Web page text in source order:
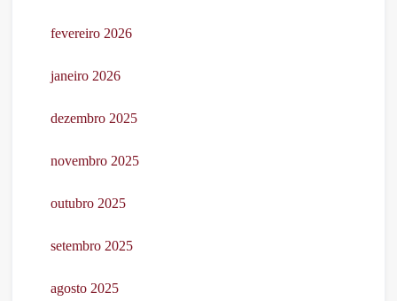
fevereiro 2026
janeiro 2026
dezembro 2025
novembro 2025
outubro 2025
setembro 2025
agosto 2025